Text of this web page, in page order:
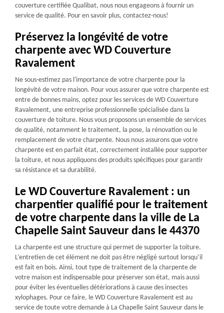
couverture certifiée Qualibat, nous nous engageons à fournir un
service de qualité. Pour en savoir plus, contactez-nous!
Préservez la longévité de votre
charpente avec WD Couverture
Ravalement
Ne sous-estimez pas l'importance de votre charpente pour la
longévité de votre maison. Pour vous assurer que votre charpente est
entre de bonnes mains, optez pour les services de WD Couverture
Ravalement, une entreprise professionnelle spécialisée dans la
couverture de toiture. Nous vous proposons un ensemble de services
de qualité, notamment le traitement, la pose, la rénovation ou le
remplacement de votre charpente. Nous nous assurons que votre
charpente est en parfait état, correctement installée pour supporter
la toiture, et nous appliquons des produits spécifiques pour garantir
sa résistance et sa durabilité.
Le WD Couverture Ravalement : un
charpentier qualifié pour le traitement
de votre charpente dans la ville de La
Chapelle Saint Sauveur dans le 44370
La charpente est une structure qui permet de supporter la toiture.
L’entretien de cet élément ne doit pas être négligé surtout lorsqu’il
est fait en bois. Ainsi, tout type de traitement de la charpente de
votre maison est indispensable pour préserver son état, mais aussi
pour éviter les éventuelles détériorations à cause des insectes
xylophages. Pour ce faire, le WD Couverture Ravalement est au
service de toute votre demande à La Chapelle Saint Sauveur dans le